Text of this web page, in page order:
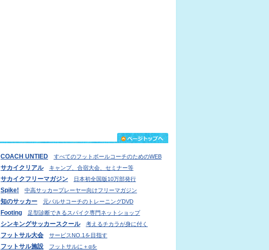
COACH UNTIED すべてのフットボールコーチのためのWEB
サカイクリアル キャンプ、合宿大会、セミナー等
サカイクフリーマガジン 日本初全国版10万部発行
Spike! 中高サッカープレーヤー向けフリーマガジン
知のサッカー 元バルサコーチのトレーニングDVD
Footing 足型診断できるスパイク専門ネットショップ
シンキングサッカースクール 考えるチカラが身に付く
フットサル大会 サービスNO.1を目指す
フットサル施設 フットサルに＋αを